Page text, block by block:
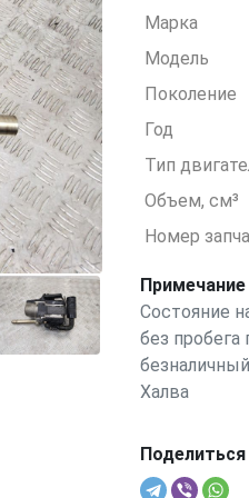
Марка
Модель
Поколение
Год
Тип
Объем, см³
Номер
Примечание
Состояние
без
Халва